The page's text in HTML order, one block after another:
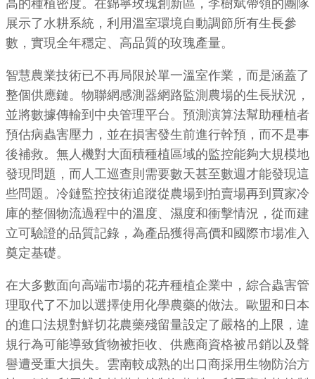
高的種植密度。在錦寧玫瑰創新區，李樹斌帶領的團隊
展示了水耕系統，利用溫室環境自動調節所有生長參
數，實現全年穩定、高品質的玫瑰產量。
智慧農業技術已不再局限於單一溫室作業，而是涵蓋了
整個供應鏈。物聯網感測器網路監測農場的生長狀況，
並將數據傳輸到中央管理平台。預測演算法幫助種植者
預估病蟲害壓力，並在損害發生前進行幹預，而不是事
後補救。無人機對大面積種植區域的監控能夠大規模地
發現問題，而人工巡查則需要數天甚至數週才能發現這
些問題。冷鏈監控技術追蹤從農場到拍賣場再到買家冷
庫的整個物流過程中的溫度、濕度和衝擊情況，從而建
立可驗證的品質記錄，為產品獲得高價和國際市場准入
奠定基礎。
在大多數面向高端市場的花卉種植企業中，綜合蟲害管
理取代了不加以選擇使用化學農藥的做法。歐盟和日本
的進口法規對鮮切花農藥殘留量設定了嚴格的上限，違
規行為可能導致貨物被拒收、供應商資格被吊銷以及聲
譽遭受重大損失。雲南較成熟的出口商採用生物防治方